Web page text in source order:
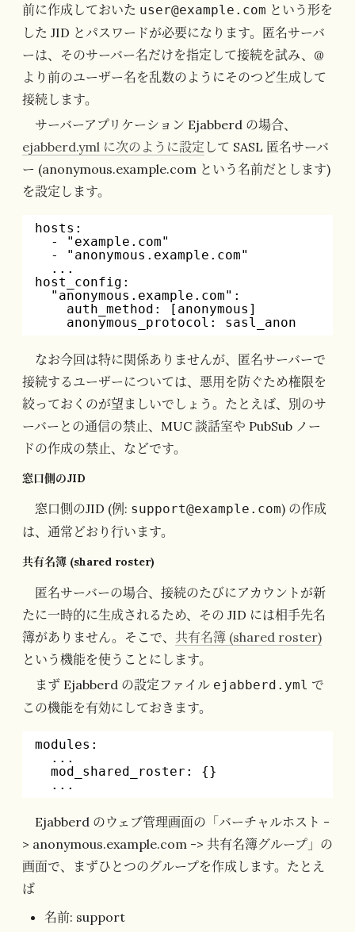
前に作成しておいた user@example.com という形を
した JID とパスワードが必要になります。匿名サーバ
ーは、そのサーバー名だけを指定して接続を試み、@
より前のユーザー名を乱数のようにそのつど生成して
接続します。
サーバーアプリケーション Ejabberd の場合、
ejabberd.yml に次のように設定 して SASL 匿名サーバ
ー (anonymous.example.com という名前だとします)
を設定します。
hosts:
- "example.com"
- "anonymous.example.com"
...
host_config:
"anonymous.example.com":
auth_method: [anonymous]
anonymous_protocol: sasl_anon
なお今回は特に関係ありませんが、匿名サーバーで
接続するユーザーについては、悪用を防ぐため権限を
絞っておくのが望ましいでしょう。たとえば、別のサ
ーバーとの通信の禁止、MUC 談話室や PubSub ノー
ドの作成の禁止、などです。
窓口側のJID
窓口側のJID (例: support@example.com) の作成
は、通常どおり行います。
共有名簿 (shared roster)
匿名サーバーの場合、接続のたびにアカウントが新
たに一時的に生成されるため、その JID には相手先名
簿がありません。そこで、 共有名簿 (shared roster)
という機能を使うことにします。
まず Ejabberd の設定ファイル ejabberd.yml で
この機能を有効にしておきます。
modules:
...
mod_shared_roster: {}
...
Ejabberd のウェブ管理画面の「バーチャルホスト -
> anonymous.example.com -> 共有名簿グループ」の
画面で、まずひとつのグループを作成します。たとえ
ば
名前: support